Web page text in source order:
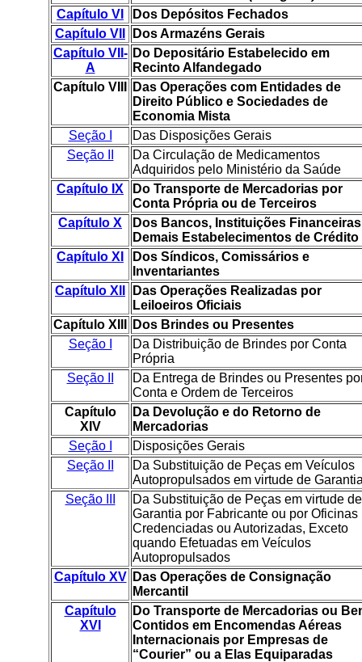
Capítulo VI
Dos Depósitos Fechados
Capítulo VII
Dos Armazéns Gerais
Capítulo VII-
A
Do Depositário Estabelecido em
Recinto Alfandegado
Capítulo VIII
Das Operações com Entidades de
Direito Público e Sociedades de
Economia Mista
Seção I
Das Disposições Gerais
Seção II
Da Circulação de Medicamentos
Adquiridos pelo Ministério da Saúde
Capítulo IX
Do Transporte de Mercadorias por
Conta Própria ou de Terceiros
Capítulo X
Dos Bancos, Instituições
Demais Estabelecimentos de Crédito
Capítulo XI
Dos Síndicos, Comissários e
Inventariantes
Capítulo XII
Das Operações Realizadas por
Leiloeiros Oficiais
Capítulo XIII
Dos Brindes ou Presentes
Seção I
Da Distribuição de Brindes por Conta
Própria
Seção II
Da Entrega de Brindes ou Presentes
Conta e Ordem de Terceiros
Capítulo
XIV
Da Devolução e do Retorno de
Mercadorias
Seção I
Disposições Gerais
Seção II
Da Substituição de Peças em Veículos
Autopropulsados em virtude de
Seção III
Da Substituição de Peças em virtude de
Garantia por Fabricante ou por Oficinas
Credenciadas ou Autorizadas, Exceto
quando Efetuadas em Veículos
Autopropulsados
Capítulo XV
Das Operações de Consignação
Mercantil
Capítulo
XVI
Do Transporte de Mercadorias ou
Contidos em Encomendas Aéreas
Internacionais por Empresas de
“Courier” ou a Elas Equiparadas